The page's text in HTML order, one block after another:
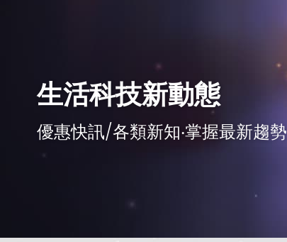
生活科技新動態
優惠快訊/各類新知‧掌握最新趨勢